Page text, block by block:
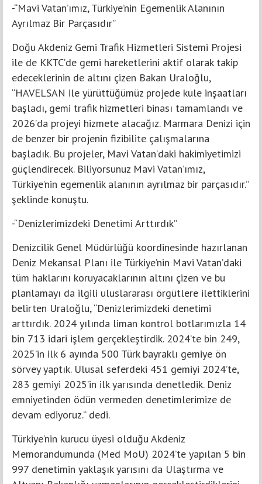
-“Mavi Vatan’ımız, Türkiye’nin Egemenlik Alanının
Ayrılmaz Bir Parçasıdır”
Doğu Akdeniz Gemi Trafik Hizmetleri Sistemi Projesi
ile de KKTC’de gemi hareketlerini aktif olarak takip
edeceklerinin de altını çizen Bakan Uraloğlu,
“HAVELSAN ile yürüttüğümüz projede kule inşaatları
başladı, gemi trafik hizmetleri binası tamamlandı ve
2026’da projeyi hizmete alacağız. Marmara Denizi için
de benzer bir projenin fizibilite çalışmalarına
başladık. Bu projeler, Mavi Vatan’daki hakimiyetimizi
güçlendirecek. Biliyorsunuz Mavi Vatan’ımız,
Türkiye’nin egemenlik alanının ayrılmaz bir parçasıdır.”
şeklinde konuştu.
-“Denizlerimizdeki Denetimi Arttırdık”
Denizcilik Genel Müdürlüğü koordinesinde hazırlanan
Deniz Mekansal Planı ile Türkiye’nin Mavi Vatan’daki
tüm haklarını koruyacaklarının altını çizen ve bu
planlamayı da ilgili uluslararası örgütlere ilettiklerini
belirten Uraloğlu, “Denizlerimizdeki denetimi
arttırdık. 2024 yılında liman kontrol botlarımızla 14
bin 713 idari işlem gerçekleştirdik. 2024’te bin 249,
2025’in ilk 6 ayında 500 Türk bayraklı gemiye ön
sörvey yaptık. Ulusal seferdeki 451 gemiyi 2024’te,
283 gemiyi 2025’in ilk yarısında denetledik. Deniz
emniyetinden ödün vermeden denetimlerimize de
devam ediyoruz.” dedi.
Türkiye’nin kurucu üyesi olduğu Akdeniz
Memorandumunda (Med MoU) 2024’te yapılan 5 bin
997 denetimin yaklaşık yarısını da Ulaştırma ve